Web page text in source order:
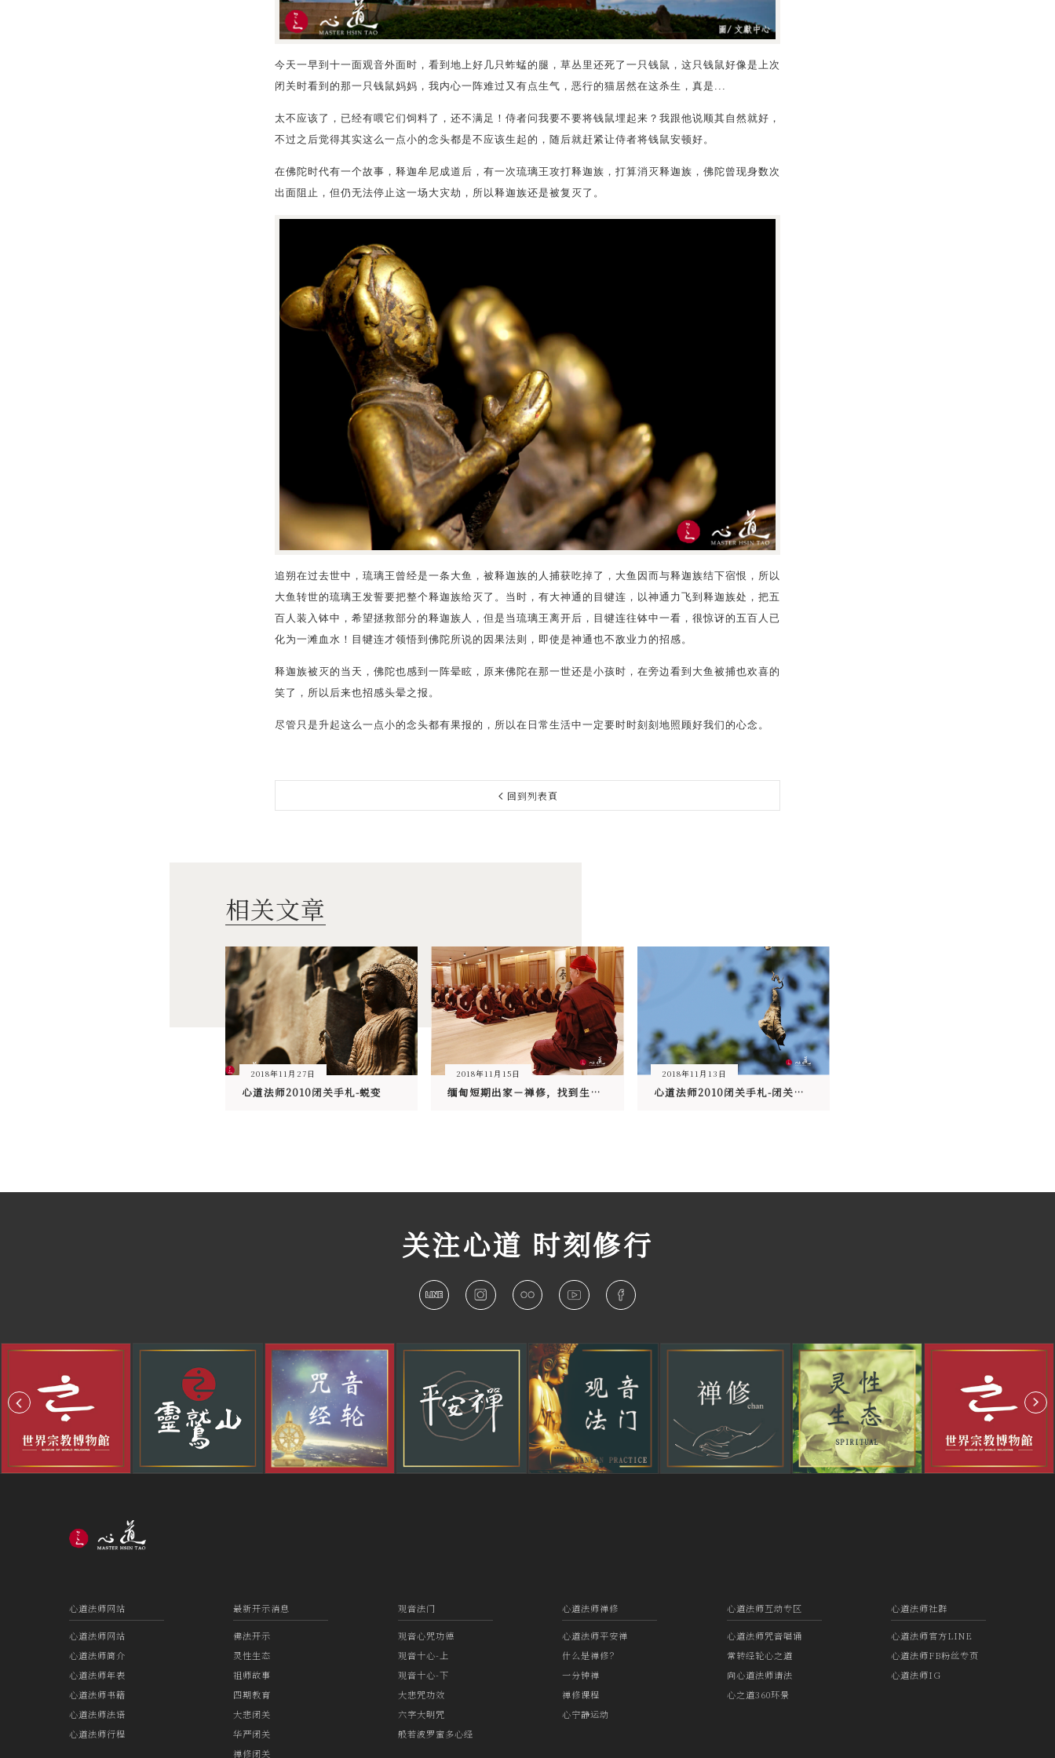
今天一早到十一面观音外面时，看到地上好几只蚱蜢的腿，草丛里还死了一只钱鼠，这只钱鼠好像是上次
闭关时看到的那一只钱鼠妈妈，我内心一阵难过又有点生气，恶行的猫居然在这杀生，真是...
太不应该了，已经有喂它们饲料了，还不满足！侍者问我要不要将钱鼠埋起来？我跟他说顺其自然就好，
不过之后觉得其实这么一点小的念头都是不应该生起的，随后就赶紧让侍者将钱鼠安顿好。
在佛陀时代有一个故事，释迦牟尼成道后，有一次琉璃王攻打释迦族，打算消灭释迦族，佛陀曾现身数次
出面阻止，但仍无法停止这一场大灾劫，所以释迦族还是被复灭了。
追朔在过去世中，琉璃王曾经是一条大鱼，被释迦族的人捕获吃掉了，大鱼因而与释迦族结下宿恨，所以
大鱼转世的琉璃王发誓要把整个释迦族给灭了。当时，有大神通的目犍连，以神通力飞到释迦族处，把五
百人装入钵中，希望拯救部分的释迦族人，但是当琉璃王离开后，目犍连往钵中一看，很惊讶的五百人已
化为一滩血水！目犍连才领悟到佛陀所说的因果法则，即使是神通也不敌业力的招感。
释迦族被灭的当天，佛陀也感到一阵晕眩，原来佛陀在那一世还是小孩时，在旁边看到大鱼被捕也欢喜的
笑了，所以后来也招感头晕之报。
尽管只是升起这么一点小的念头都有果报的，所以在日常生活中一定要时时刻刻地照顾好我们的心念。
回到列表頁
相关文章
2018年11月27日
心道法师2010闭关手札-蜕变
2018年11月15日
缅甸短期出家－禅修，找到生命的明珠
2018年11月13日
心道法师2010闭关手札-闭关同参
关注心道 时刻修行
心道法师网站
心道法师网站
心道法师简介
心道法师年表
心道法师书籍
心道法师法语
心道法师行程
最新开示消息
佛法开示
灵性生态
祖师故事
四期教育
大悲闭关
华严闭关
禅修闭关
观音法门
观音心咒功德
观音十心-上
观音十心-下
大悲咒功效
六字大明咒
般若波罗蜜多心经
心道法师禅修
心道法师平安禅
什么是禅修？
一分钟禅
禅修课程
心宁静运动
心道法师互动专区
心道法师咒音唱诵
常转经轮心之道
向心道法师请法
心之道360环景
心道法师社群
心道法师官方LINE
心道法师FB粉丝专页
心道法师IG